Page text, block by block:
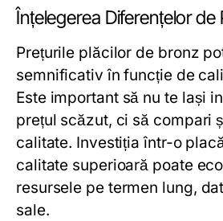
Înțelegerea Diferențelor de
Prețurile plăcilor de bronz
semnificativ în funcție de
Este important să nu te lași
prețul scăzut, ci să compari
calitate. Investiția într-o
calitate superioară poate
resursele pe termen lung,
sale.